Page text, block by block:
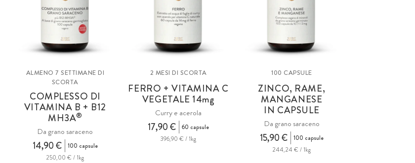
ALMENO 7 SETTIMANE DI
SCORTA
COMPLESSO DI
VITAMINA B + B12
MH3A®
Da grano saraceno
14,90 €
100 capsule
250,00 € / 1kg
2 MESI DI SCORTA
FERRO + VITAMINA C
VEGETALE 14mg
Curry e acerola
17,90 €
60 capsule
396,90 € / 1kg
100 CAPSULE
ZINCO, RAME,
MANGANESE
IN CAPSULE
Da grano saraceno
15,90 €
100 capsule
244,24 € / 1kg